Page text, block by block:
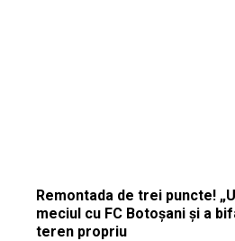
Remontada de trei puncte!
meciul cu FC Botoșani și a
teren propriu